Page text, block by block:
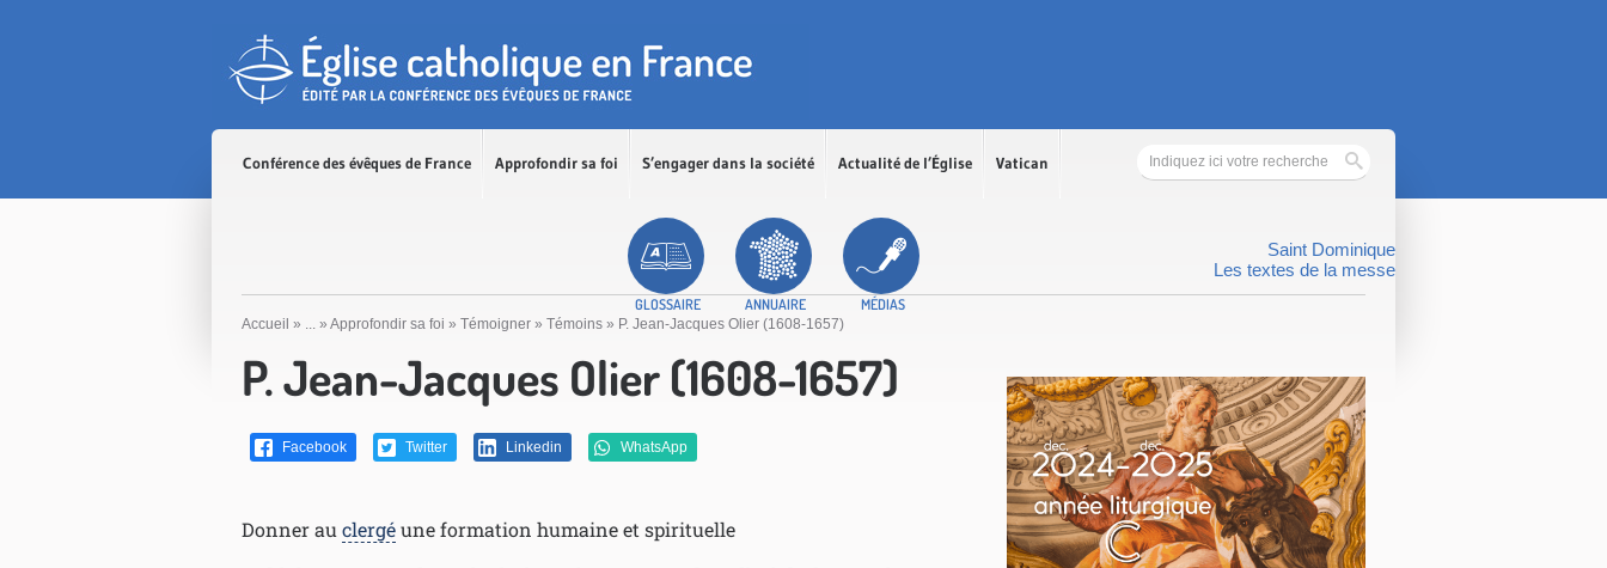
Conférence des évêques de France Approfondir sa foi S’engager dans la société Actualité de l’Église Vatican
GLOSSAIRE ANNUAIRE MÉDIAS
Saint Dominique
Les textes de la messe
Accueil » ... » Approfondir sa foi » Témoigner » Témoins » P. Jean-Jacques Olier (1608-1657)
P. Jean-Jacques Olier (1608-1657)
Facebook Twitter Linkedin WhatsApp
Donner au clergéune formation humaine et spirituelle